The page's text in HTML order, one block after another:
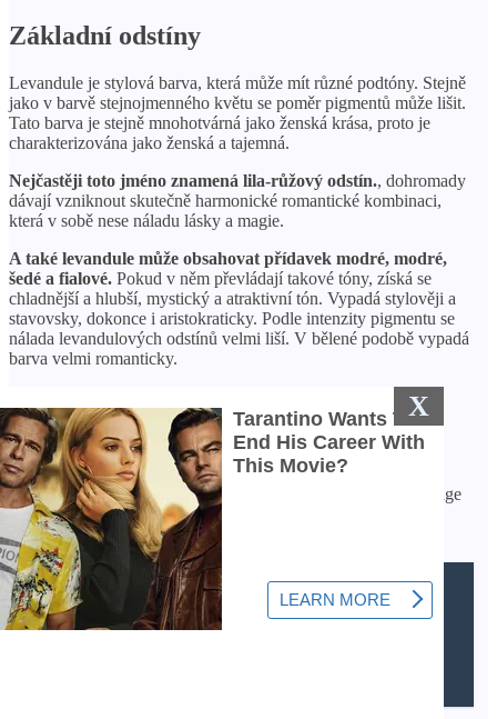
X
Základní odstíny
Levandule je stylová barva, která může mít různé podtóny. Stejně
jako v barvě stejnojmenného květu se poměr pigmentů může lišit.
Tato barva je stejně mnohotvárná jako ženská krása, proto je
charakterizována jako ženská a tajemná.
Nejčastěji toto jméno znamená lila-růžový odstín., dohromady
dávají vzniknout skutečně harmonické romantické kombinaci,
která v sobě nese náladu lásky a magie.
A také levandule může obsahovat přídavek modré, modré,
šedé a fialové. Pokud v něm převládají takové tóny, získá se
chladnější a hlubší, mystický a atraktivní tón. Vypadá stylověji a
stavovsky, dokonce i aristokraticky. Podle intenzity pigmentu se
nálada levandulových odstínů velmi liší. V bělené podobě vypadá
barva velmi romanticky.
levandulových tónech. Barva se snadno mísí s
béžovou, světle růžovou, světle žlutou.
Stylisté varují, že levanduli musíte ve svém šatníku používat s
určitou opatrností. Každý z odstínů má svůj vlastní vliv na image
ženy. Tlumená bledá levandule do ní tedy vnese chlad, což se
hodí zejména při vytváření letních mašliček.
ČTĚTE VÍCE
Jak napnout kůži na obličeji